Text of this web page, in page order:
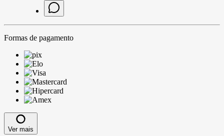
Formas de pagamento
Ver mais